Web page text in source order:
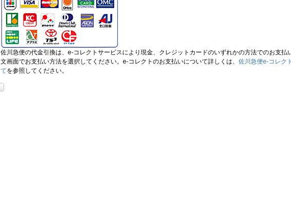
佐川急便の代金引換は、e-コレクトサービスにより現金、クレジットカードのいずれかの方法でのお支払
文画面でお支払い方法を選択してください。e-コレクトのお支払いについて詳しくは、 佐川急便e-コレク
てを参照してください。